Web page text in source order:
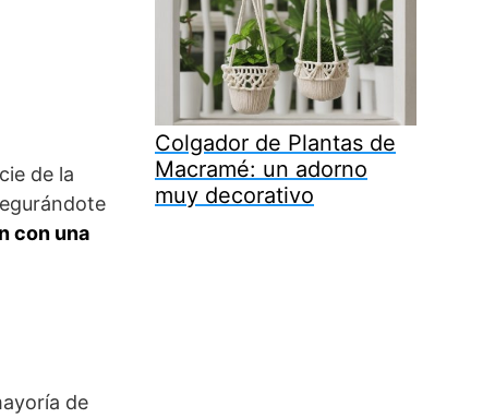
de la
con una
de
Colgador de Plantas de
Macramé: un adorno
muy decorativo